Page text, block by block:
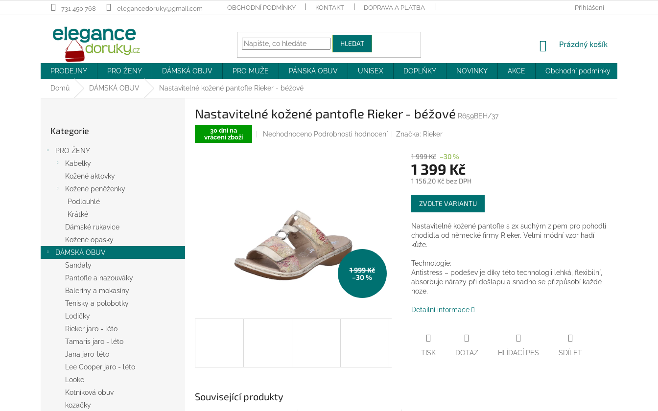
na
731 450 768 elegancedoruky@gmail.com OBCHODNÍ PODMÍNKY KONTAKT DOPRAVA A PLATBA MOJE OBJEDNÁVKA
Přihlášení
HLEDAT
NÁKUPNÍ
Prázdný košík
PRODEJNY PRO ŽENY DÁMSKÁ OBUV PRO MUŽE PÁNSKÁ OBUV UNISEX DOPLŇKY NOVINKY AKCE Obchodní podmínky
Domů DÁMSKÁ OBUV Nastavitelné kožené pantofle Rieker - béžové
l
kategorie
Kategorie
PRO ŽENY
Kabelky
Kožené aktovky
Kožené peněženky
Podlouhlé
Krátké
Dámské rukavice
Kožené opasky
DÁMSKÁ OBUV
Sandály
Pantofle a nazouváky
Baleríny a mokasíny
Tenisky a polobotky
Lodičky
Rieker jaro - léto
Tamaris jaro - léto
Jana jaro-léto
Lee Cooper jaro - léto
Looke
Kotníková obuv
kozačky
Nastavitelné kožené pantofle Rieker - béžové R659BEH/37
30 dní na
vrácení zboží
Průměrné
Neohodnoceno Podrobnosti hodnocení Značka: Rieker
1 999 Kč
–30 %
1 999 Kč –30 %
1 399 Kč
1 156,20 Kč bez DPH
Měrná
cena:
ZVOLTE VARIANTU
Nastavitelné kožené pantofle s 2x suchým zipem pro pohodlí
chodidla od německé firmy Rieker. Velmi módní vzor hadí
kůže.
Technologie:
Antistress – podešev je díky této technologii lehká, flexibilní,
absorbuje nárazy při došlapu a snadno se přizpůsobí každé
noze.
Detailní informace
TISK DOTAZ HLÍDACÍ PES SDÍLET
Související produkty